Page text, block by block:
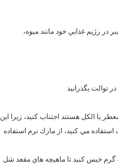
در رژيم غذايي خود مانند ميوه،
توالت بگذرانيد
يا الكل هستند اجتناب كنيد، زيرا اين
مي كنيد، از مارك نرم استفاده
گرم خيس كنيد تا ماهيچه هاي مقعد شل